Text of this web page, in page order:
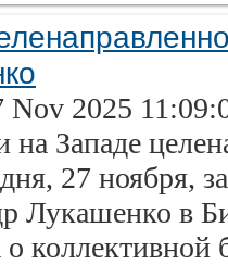
2025
Западе
27 ноября,
Лукашенко в
о коллективной